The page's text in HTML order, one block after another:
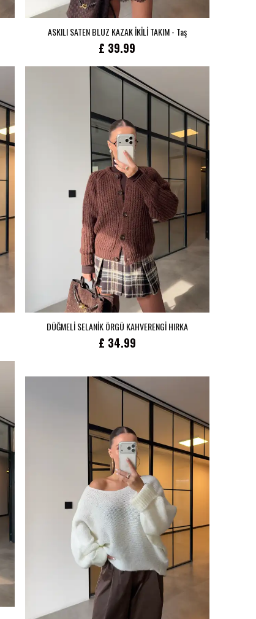
ASKILI SATEN BLUZ KAZAK İKİLİ TAKIM - Taş
£ 39.99
DÜĞMELİ SELANİK ÖRGÜ KAHVERENGİ HIRKA
£ 34.99